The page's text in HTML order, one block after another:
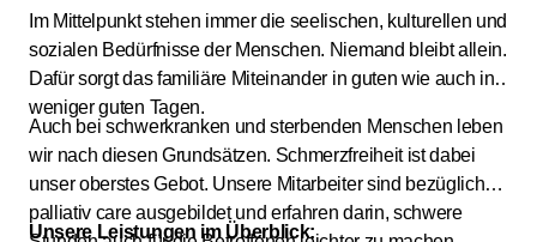
Im Mittelpunkt stehen immer die seelischen, kulturellen und
sozialen Bedürfnisse der Menschen. Niemand bleibt allein.
Dafür sorgt das familiäre Miteinander in guten wie auch in
weniger guten Tagen.
Auch bei schwerkranken und sterbenden Menschen leben
wir nach diesen Grundsätzen. Schmerzfreiheit ist dabei
unser oberstes Gebot. Unsere Mitarbeiter sind bezüglich
palliativ care ausgebildet und erfahren darin, schwere
Unsere Leistungen im Überblick: